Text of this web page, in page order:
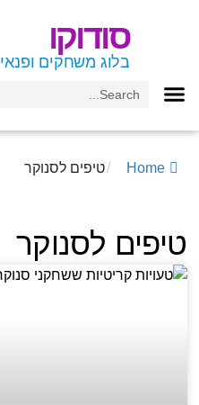
סודוקו
בלוג משחקים ופנאי
Home
/טיפים לסנוקר
טיפים לסנוקר